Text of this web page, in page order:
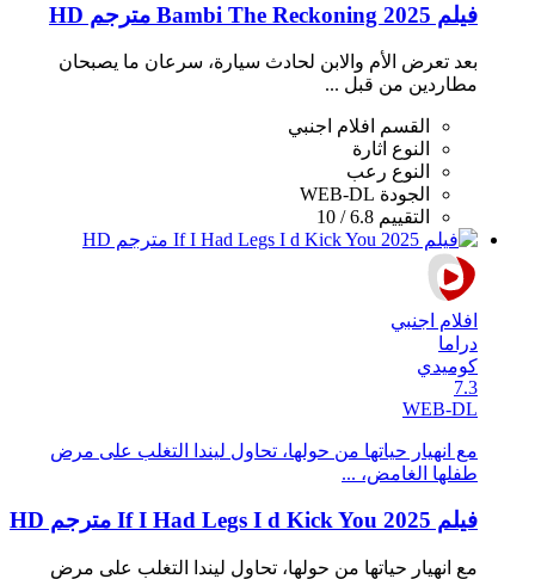
فيلم Bambi The Reckoning 2025 مترجم HD
بعد تعرض الأم والابن لحادث سيارة، سرعان ما يصبحان
مطاردين من قبل ...
القسم
افلام اجنبي
النوع اثارة
النوع رعب
الجودة WEB-DL
التقييم 6.8 / 10
افلام اجنبي
دراما
كوميدي
7.3
WEB-DL
مع انهيار حياتها من حولها، تحاول ليندا التغلب على مرض
طفلها الغامض، ...
فيلم If I Had Legs I d Kick You 2025 مترجم HD
مع انهيار حياتها من حولها، تحاول ليندا التغلب على مرض